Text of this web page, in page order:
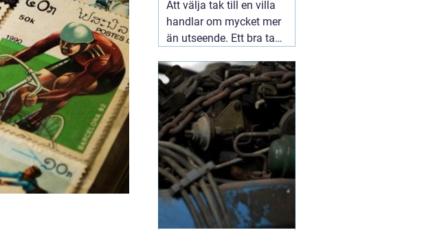
Att välja tak till en villa
handlar om mycket mer
än utseende. Ett bra tak
snö, blåst och fukt, och
påverkar både
inomhusklimat och
ekonomi. I en stad med
skiftande väder som
Växjö blir valet av
material, utförande05
augusti 2026